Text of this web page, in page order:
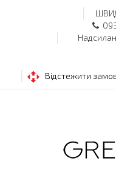
Відстежити